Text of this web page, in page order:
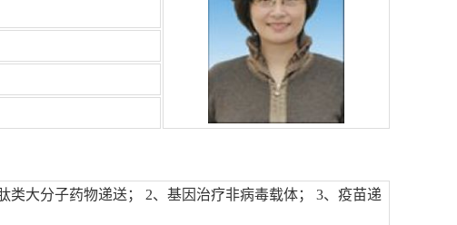
大分子药物递送； 2、基因治疗非病毒载体； 3、疫苗递